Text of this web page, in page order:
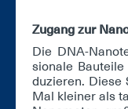
Zu­gang zur
Die DNA-
sio­na­le
du­zie­ren. Die­se
Mal klei­ner als